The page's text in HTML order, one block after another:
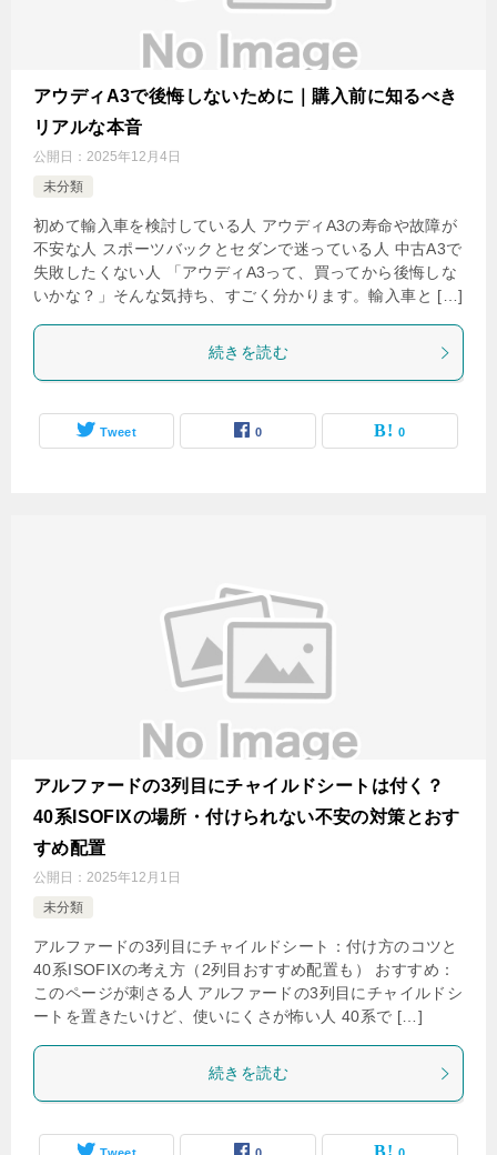
アウディA3で後悔しないために｜購入前に知るべき
リアルな本音
公開日： 2025年12月4日
未分類
初めて輸入車を検討している人 アウディA3の寿命や故障が
不安な人 スポーツバックとセダンで迷っている人 中古A3で
失敗したくない人 「アウディA3って、買ってから後悔しな
いかな？」そんな気持ち、すごく分かります。輸入車と […]
続きを読む
Tweet 0 0
アルファードの3列目にチャイルドシートは付く？
40系ISOFIXの場所・付けられない不安の対策とおす
すめ配置
公開日： 2025年12月1日
未分類
アルファードの3列目にチャイルドシート：付け方のコツと
40系ISOFIXの考え方（2列目おすすめ配置も） おすすめ：
このページが刺さる人 アルファードの3列目にチャイルドシ
ートを置きたいけど、使いにくさが怖い人 40系で […]
続きを読む